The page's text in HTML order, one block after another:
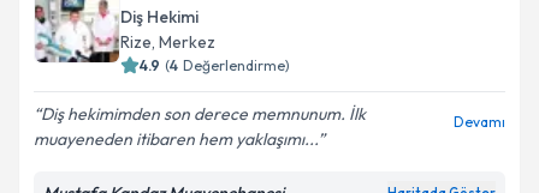
Takvim Talebini Gönder
oluşturun. Size bu uzmandan randevu almanız için bir
takvim hazırlandığında e-posta ile bilgilendireceğiz.
Diş Hekimi
Rize, Merkez
4.9 (4 Değerlendirme)
Diş hekimimden son derece memnunum. İlk
muayeneden itibaren hem yaklaşımı...
Devamı